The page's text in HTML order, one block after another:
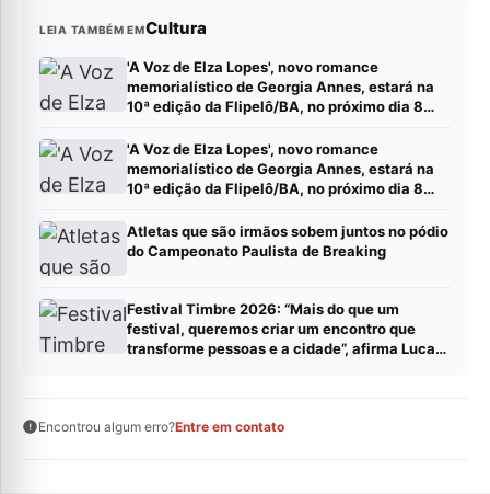
LEIA TAMBÉM EMCultura
'A Voz de Elza Lopes', novo romance
memorialístico de Georgia Annes, estará na
10ª edição da Flipelô/BA, no próximo dia 8
'A Voz de Elza Lopes', novo romance
memorialístico de Georgia Annes, estará na
10ª edição da Flipelô/BA, no próximo dia 8
Atletas que são irmãos sobem juntos no pódio
do Campeonato Paulista de Breaking
Festival Timbre 2026: “Mais do que um
festival, queremos criar um encontro que
transforme pessoas e a cidade”, afirma Lucas
Encontrou algum erro?Entre em contato